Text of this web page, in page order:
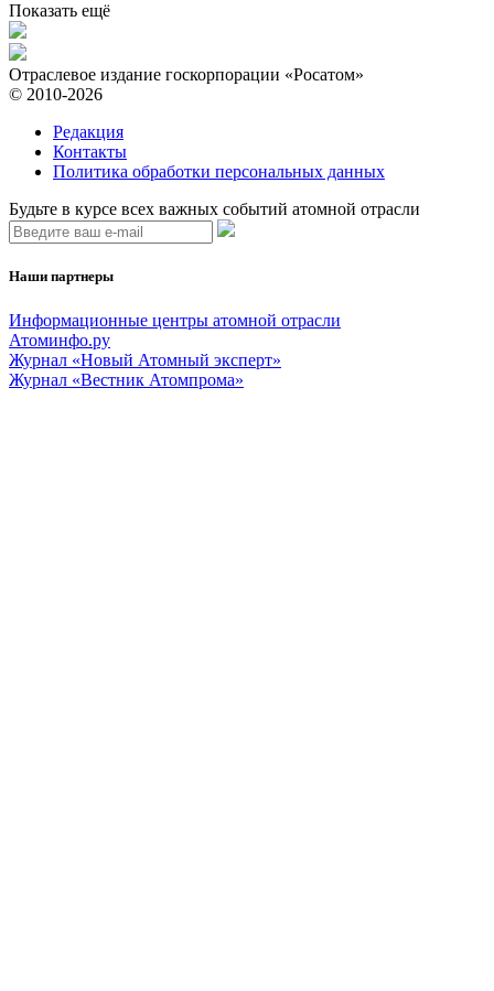
Показать ещё
Отраслевое издание госкорпорации «Росатом»
© 2010-2026
Редакция
Контакты
Политика обработки персональных данных
Будьте в курсе всех важных событий атомной отрасли
Наши партнеры
Информационные центры атомной отрасли
Атоминфо.ру
Журнал «Новый Атомный эксперт»
Журнал «Вестник Атомпрома»